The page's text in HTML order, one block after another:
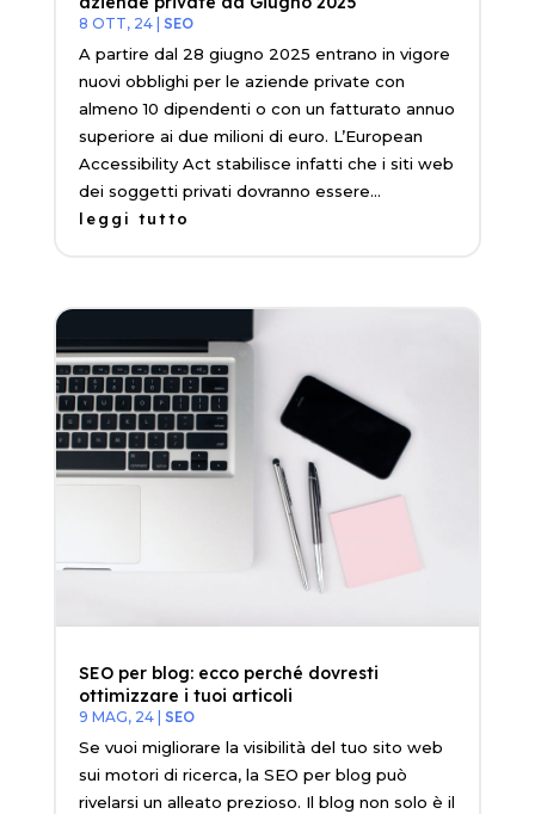
8 OTT, 24| SEO
A partire dal 28 giugno 2025 entrano in vigore
nuovi obblighi per le aziende private con
almeno 10 dipendenti o con un fatturato annuo
superiore ai due milioni di euro. L’European
Accessibility Act stabilisce infatti che i siti web
dei soggetti privati dovranno essere...
leggi tutto
SEO per blog: ecco perché dovresti
ottimizzare i tuoi articoli
9 MAG, 24| SEO
Se vuoi migliorare la visibilità del tuo sito web
sui motori di ricerca, la SEO per blog può
rivelarsi un alleato prezioso. Il blog non solo è il